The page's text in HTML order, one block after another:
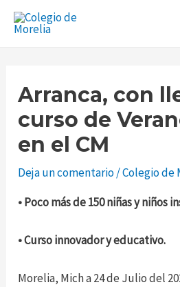
Arranca, con
curso de
en el CM
Deja un comentario/Colegio de
• Poco más de 150 niñas y niños
• Curso innovador y educativo.
Morelia, Mich a 24 de Julio del
Navegación
de